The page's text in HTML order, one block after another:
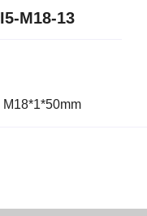
M18-13